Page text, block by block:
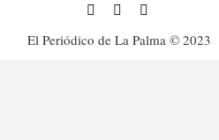
El Periódico de La Palma © 2023